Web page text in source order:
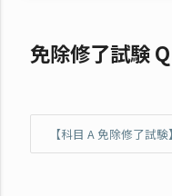
免除修了試験
【科目 A 免除修了試